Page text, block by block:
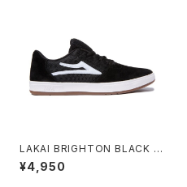
LAKAI BRIGHTON BLACK S
UEDE
¥4,950